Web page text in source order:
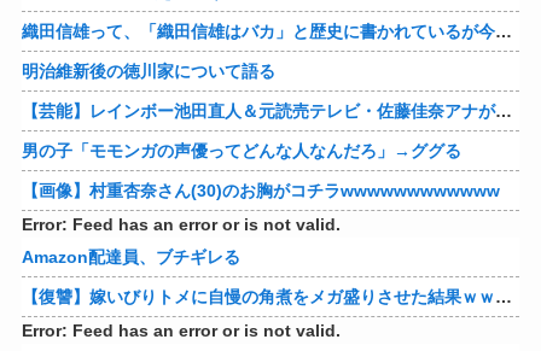
織田信雄って、「織田信雄はバカ」と歴史に書かれているが今まで家が残っているんでバカではないよな？
明治維新後の徳川家について語る
【芸能】レインボー池田直人＆元読売テレビ・佐藤佳奈アナが結婚
男の子「モモンガの声優ってどんな人なんだろ」→ググる
【画像】村重杏奈さん(30)のお胸がコチラwwwwwwwwwwww
Error: Feed has an error or is not valid.
Amazon配達員、ブチギレる
【復讐】嫁いびりトメに自慢の角煮をメガ盛りさせた結果ｗｗｗｗ 他
Error: Feed has an error or is not valid.